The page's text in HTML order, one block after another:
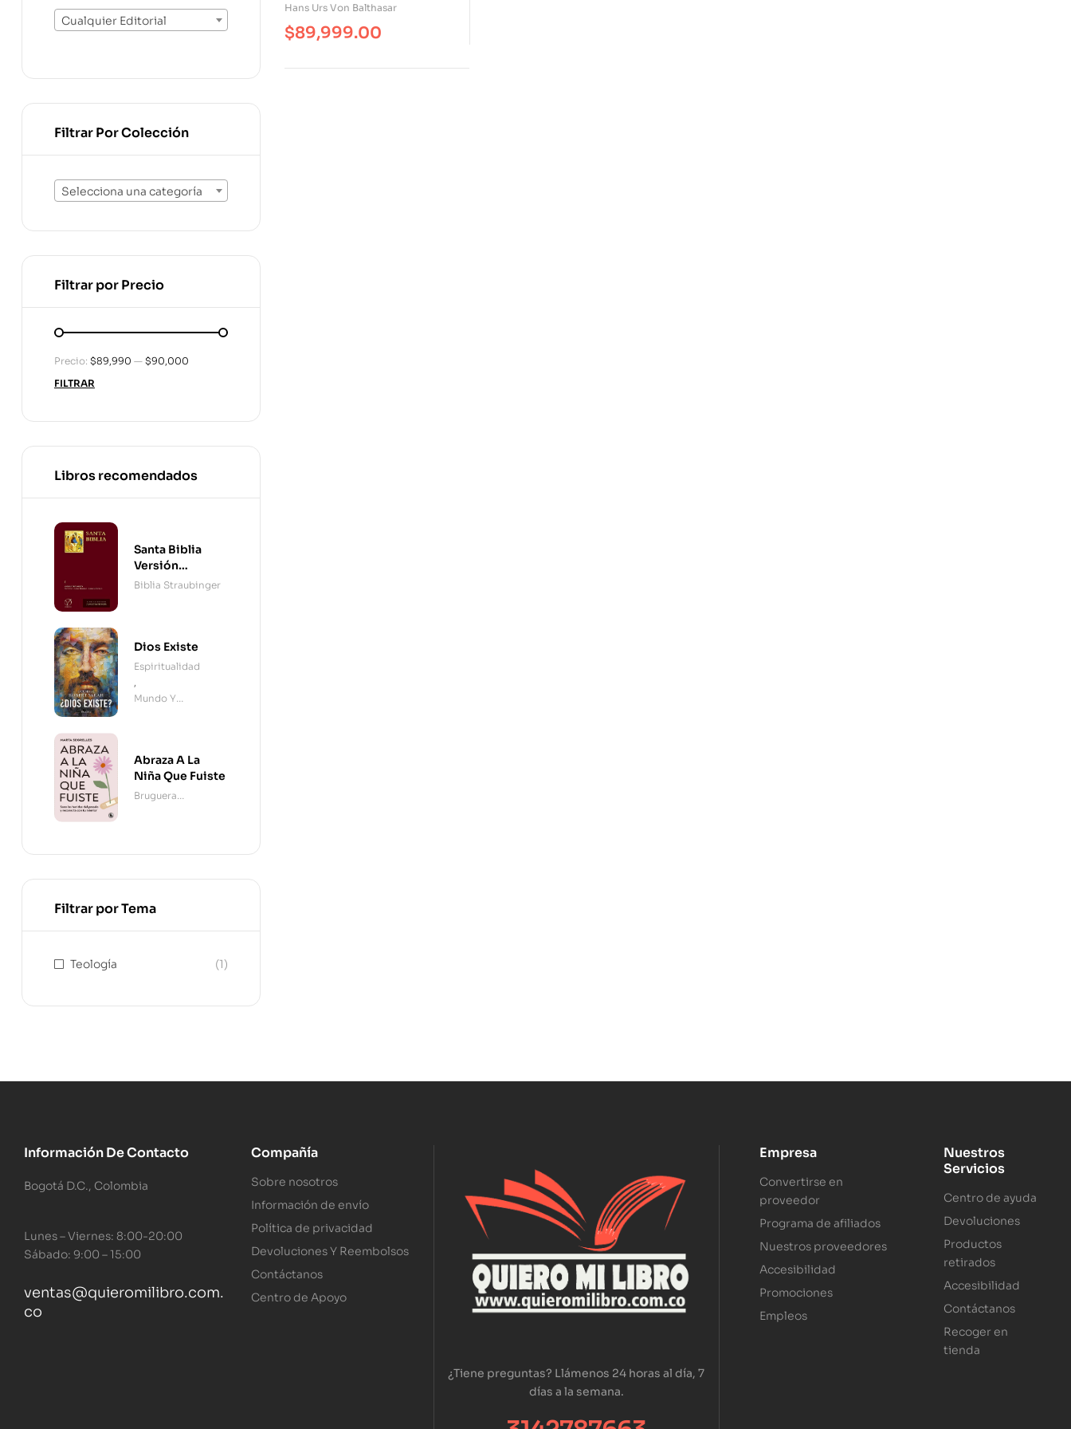
Hans Urs Von Balthasar
$89,999.00
Cualquier Editorial
Filtrar Por Colección
Selecciona una categoría
Filtrar por Precio
FILTRAR
Precio: $89,990 — $90,000
Libros recomendados
Santa Biblia
Versión
Straubinger - 2
Biblia Straubinger
Dios Existe
Espiritualidad
,
Mundo Y
Abraza A La
Niña Que Fuiste
Bruguera
Filtrar por Tema
Teología (1)
Información De Contacto
Bogotá D.C., Colombia
Lunes – Viernes: 8:00-20:00
Sábado: 9:00 – 15:00
ventas@quieromilibro.com.
co
Compañía
Sobre nosotros
Información de envío
Política de privacidad
Devoluciones Y Reembolsos
Contáctanos
Centro de Apoyo
¿Tiene preguntas? Llámenos 24 horas al día, 7
días a la semana.
Empresa
Convertirse en
proveedor
Programa de afiliados
Nuestros proveedores
Accesibilidad
Promociones
Empleos
Nuestros
Servicios
Centro de ayuda
Devoluciones
Productos
retirados
Accesibilidad
Contáctanos
Recoger en
tienda